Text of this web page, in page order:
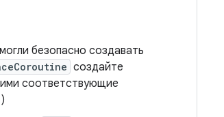
безопасно создавать
создайте
соответствующие
)